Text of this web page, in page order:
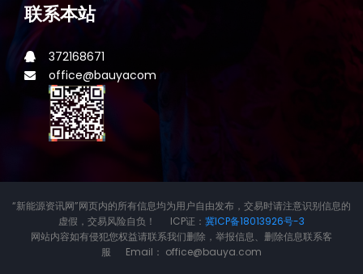
联系本站
372168671
office@bauyacom
“新能源资讯网”网页内的所有信息均为用户自由发布，交易时请注意识别信息的
虚假，交易风险自负！ ICP证： 冀ICP备18013926号-3
网站内容如有侵犯您权益请联系我们删除，举报信息、删除信息联系客
服 Email： office@bauya.com